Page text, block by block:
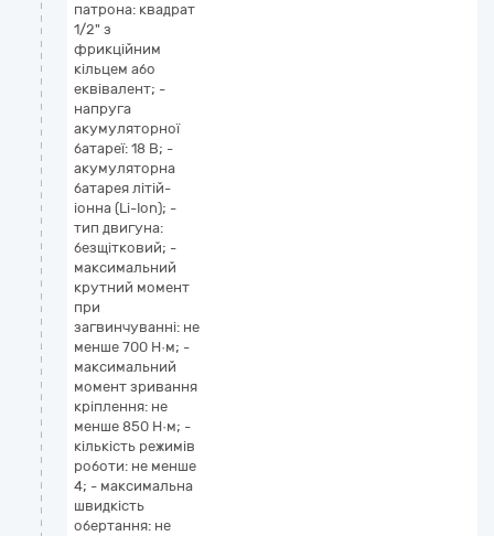
патрона: квадрат
1/2" з
фрикційним
кільцем або
еквівалент; -
напруга
акумуляторної
батареї: 18 В; -
акумуляторна
батарея літій-
іонна (Li-Ion); -
тип двигуна:
безщітковий; -
максимальний
крутний момент
при
загвинчуванні: не
менше 700 Н·м; -
максимальний
момент зривання
кріплення: не
менше 850 Н·м; -
кількість режимів
роботи: не менше
4; - максимальна
швидкість
обертання: не